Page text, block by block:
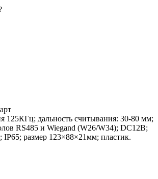
125КГц; дальность считывания: 30-80 мм;
RS485 и Wiegand (W26/W34); DC12В;
IP65; размер 123×88×21мм; пластик.